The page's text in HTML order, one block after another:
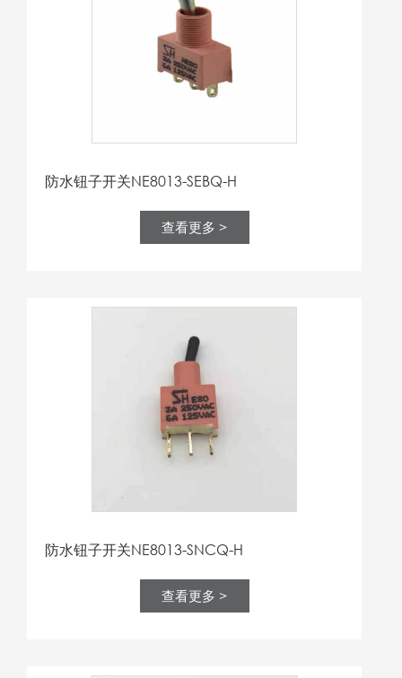
防水钮子开关NE8013-SEBQ-H
查看更多 >
防水钮子开关NE8013-SNCQ-H
查看更多 >